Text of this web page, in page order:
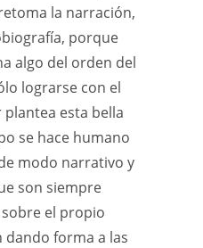
la narración,
porque
algo del orden del
lograrse con el
plantea esta bella
se hace humano
modo narrativo y
son siempre
el propio
forma a las